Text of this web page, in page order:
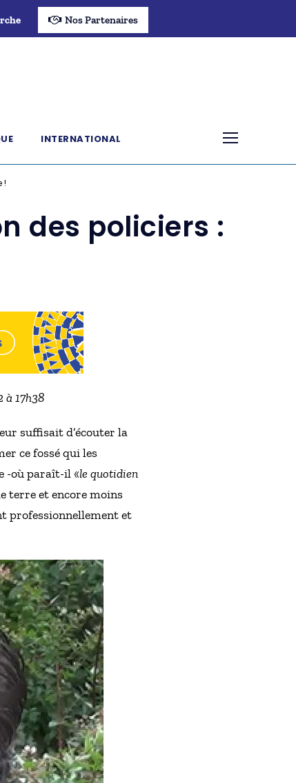
Nos Partenaires
INTERNATIONAL
!
des policiers :
à 17h38
suffisait d’écouter la
ce fossé qui les
-où paraît-il «le quotidien
terre et encore moins
professionnellement et